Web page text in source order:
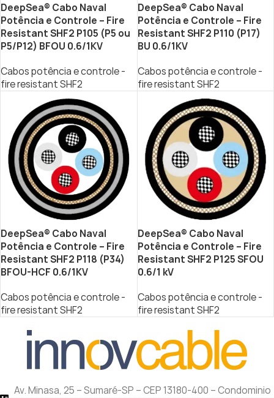
DeepSea® Cabo Naval
Potência e Controle – Fire
Resistant SHF2 P105 (P5 ou
P5/P12) BFOU 0.6/1KV
Cabos potência e controle -
fire resistant SHF2
DeepSea® Cabo Naval
Potência e Controle – Fire
Resistant SHF2 P110 (P17)
BU 0.6/1KV
Cabos potência e controle -
fire resistant SHF2
DeepSea® Cabo Naval
Potência e Controle – Fire
Resistant SHF2 P118 (P34)
BFOU-HCF 0.6/1KV
Cabos potência e controle -
fire resistant SHF2
DeepSea® Cabo Naval
Potência e Controle – Fire
Resistant SHF2 P125 SFOU
0.6/1 kV
Cabos potência e controle -
fire resistant SHF2
Av. Minasa, 25 – Sumaré-SP – CEP 13180-400 – Condominio